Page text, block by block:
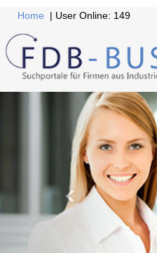
Home | User Online: 149